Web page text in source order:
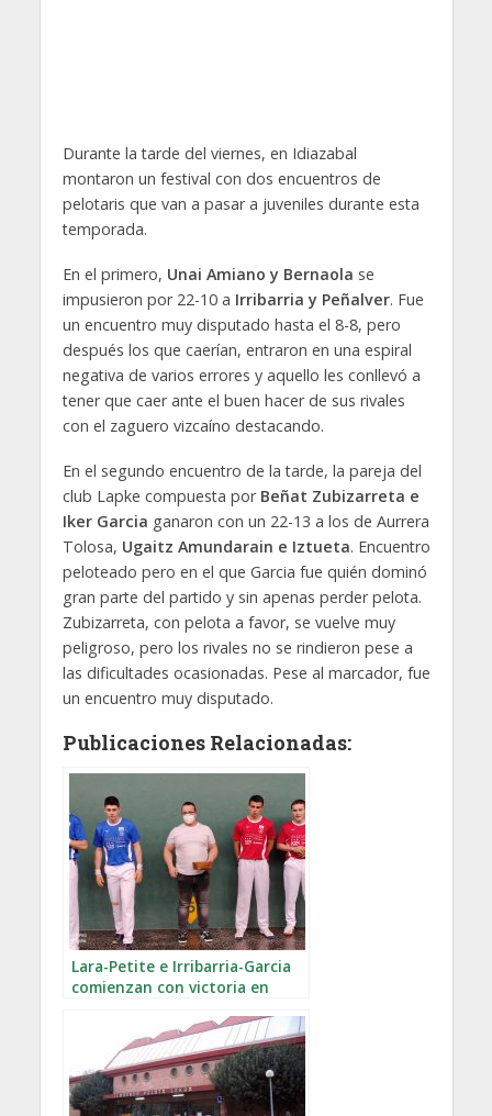
Durante la tarde del viernes, en Idiazabal
montaron un festival con dos encuentros de
pelotaris que van a pasar a juveniles durante esta
temporada.
En el primero, Unai Amiano y Bernaola se
impusieron por 22-10 a Irribarria y Peñalver. Fue
un encuentro muy disputado hasta el 8-8, pero
después los que caerían, entraron en una espiral
negativa de varios errores y aquello les conllevó a
tener que caer ante el buen hacer de sus rivales
con el zaguero vizcaíno destacando.
En el segundo encuentro de la tarde, la pareja del
club Lapke compuesta por Beñat Zubizarreta e
Iker Garcia ganaron con un 22-13 a los de Aurrera
Tolosa, Ugaitz Amundarain e Iztueta. Encuentro
peloteado pero en el que Garcia fue quién dominó
gran parte del partido y sin apenas perder pelota.
Zubizarreta, con pelota a favor, se vuelve muy
peligroso, pero los rivales no se rindieron pese a
las dificultades ocasionadas. Pese al marcador, fue
un encuentro muy disputado.
Publicaciones Relacionadas:
Lara-Petite e Irribarria-Garcia
comienzan con victoria en